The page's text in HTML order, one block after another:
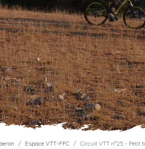
Espace VTT-FFC Circuit VTT n°25 - Petit